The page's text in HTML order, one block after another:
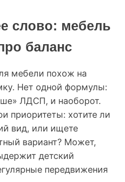
слово: мебель
баланс
мебели похож на
Нет одной формулы:
ЛДСП, и наоборот.
приоритеты: хотите ли
вид, или ищете
вариант? Может,
детский
передвижения